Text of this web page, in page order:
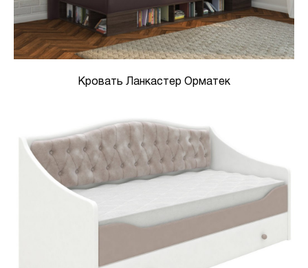
Кровать Ланкастер Орматек